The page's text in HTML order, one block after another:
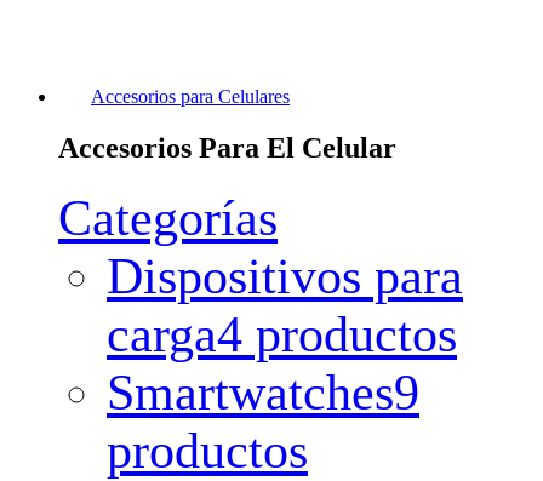
Accesorios para Celulares
Accesorios Para El Celular
Categorías
Dispositivos para
carga4 productos
Smartwatches9
productos